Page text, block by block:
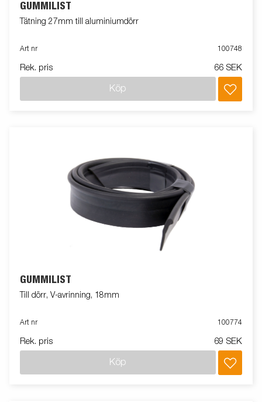
GUMMILIST
Tätning 27mm till aluminiumdörr
Art nr 100748
Rek. pris 66 SEK
Köp
GUMMILIST
Till dörr, V-avrinning, 18mm
Art nr 100774
Rek. pris 69 SEK
Köp